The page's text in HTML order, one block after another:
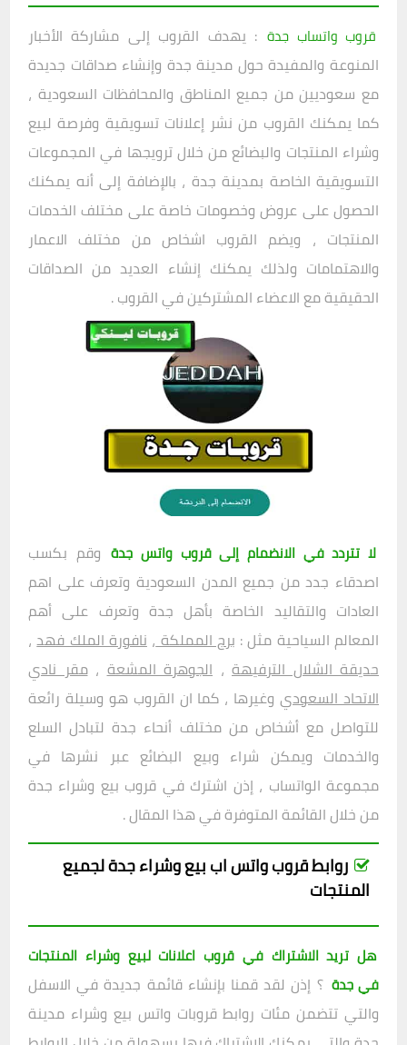
قروب واتساب جدة : يهدف القروب إلى مشاركة الأخبار
المنوعة والمفيدة حول مدينة جدة وإنشاء صداقات جديدة
مع سعوديين من جميع المناطق والمحافظات السعودية ،
كما يمكنك القروب من نشر إعلانات تسويقية وفرصة لبيع
وشراء المنتجات والبضائع من خلال ترويجها في المجموعات
التسويقية الخاصة بمدينة جدة ، بالإضافة إلى أنه يمكنك
الحصول على عروض وخصومات خاصة على مختلف الخدمات
المنتجات ، ويضم القروب اشخاص من مختلف الاعمار
والاهتمامات ولذلك يمكنك إنشاء العديد من الصداقات
الحقيقية مع الاعضاء المشتركين في القروب .
لا تتردد في الانضمام إلى قروب واتس جدة وقم بكسب
اصدقاء جدد من جميع المدن السعودية وتعرف على اهم
العادات والتقاليد الخاصة بأهل جدة وتعرف على أهم
المعالم السياحية مثل : برج المملكة،نافورة الملك فهد،
حديقة الشلال الترفيهة ، الجوهرة المشعة،مقر نادي
الاتحاد السعوديوغيرها ، كما ان القروب هو وسيلة رائعة
للتواصل مع أشخاص من مختلف أنحاء جدة لتبادل السلع
والخدمات ويمكن شراء وبيع البضائع عبر نشرها في
مجموعة الواتساب ، إذن اشترك في قروب بيع وشراء جدة
من خلال القائمة المتوفرة في هذا المقال .
روابط قروب واتس اب بيع وشراء جدة لجميع
المنتجات
هل تريد الاشتراك في قروب اعلانات لبيع وشراء المنتجات
في جدة ؟ إذن لقد قمنا بإنشاء قائمة جديدة في الاسفل
والتي تتضمن مئات روابط قروبات واتس بيع وشراء مدينة